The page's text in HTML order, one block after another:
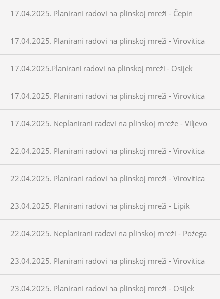
17.04.2025. Planirani radovi na plinskoj mreži - Čepin
17.04.2025. Planirani radovi na plinskoj mreži - Virovitica
17.04.2025.Planirani radovi na plinskoj mreži - Osijek
17.04.2025. Planirani radovi na plinskoj mreži - Virovitica
17.04.2025. Neplanirani radovi na plinskoj mreže - Viljevo
22.04.2025. Planirani radovi na plinskoj mreži - Virovitica
22.04.2025. Planirani radovi na plinskoj mreži - Virovitica
23.04.2025. Planirani radovi na plinskoj mreži - Lipik
22.04.2025. Neplanirani radovi na plinskoj mreži - Požega
23.04.2025. Planirani radovi na plinskoj mreži - Virovitica
23.04.2025. Planirani radovi na plinskoj mreži - Osijek